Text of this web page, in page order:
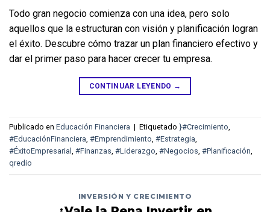
Todo gran negocio comienza con una idea, pero solo
aquellos que la estructuran con visión y planificación logran
el éxito. Descubre cómo trazar un plan financiero efectivo y
dar el primer paso para hacer crecer tu empresa.
CONTINUAR LEYENDO →
Publicado en Educación Financiera | Etiquetado }#Crecimiento,
#EducaciónFinanciera, #Emprendimiento, #Estrategia,
#ÉxitoEmpresarial , #Finanzas, #Liderazgo, #Negocios, #Planificación,
qredio
INVERSIÓN Y CRECIMIENTO